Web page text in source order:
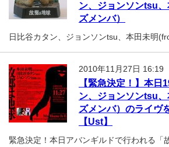
ン、ジョンソンtsu
ズメンバ）
日比谷カタン、ジョンソンtsu、本田未明
2010年11月27日 16:19
【緊急決定！】本日
ン、ジョンソンtsu
ズメンバ）のライヴ
【Ust】
緊急決定！本日アバンギルドで行われる「